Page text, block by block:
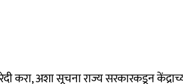
करा, अशा सूचना राज्य सरकारकडून